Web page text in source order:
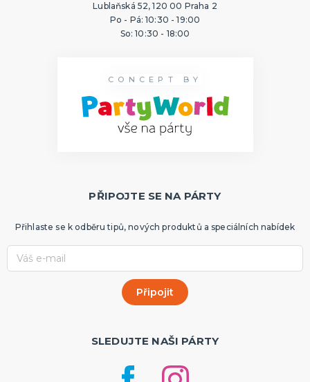
Lublaňská 52, 120 00 Praha 2
Po - Pá: 10:30 - 19:00
So: 10:30 - 18:00
CONCEPT BY
PŘIPOJTE SE NA PÁRTY
Přihlaste se k odběru tipů, nových produktů a speciálních nabídek
SLEDUJTE NAŠI PÁRTY